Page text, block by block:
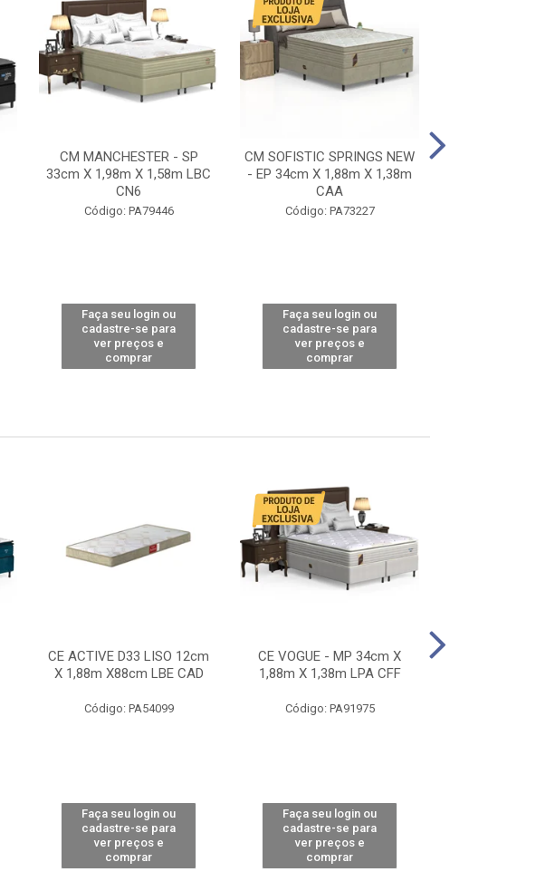
CM MANCHESTER - SP
33cm X 1,98m X 1,58m LBC
CN6
Código: PA79446
Faça seu login ou
cadastre-se para
ver preços e
comprar
CM SOFISTIC SPRINGS NEW
- EP 34cm X 1,88m X 1,38m
CAA
Código: PA73227
Faça seu login ou
cadastre-se para
ver preços e
comprar
CE ACTIVE D33 LISO 12cm
X 1,88m X88cm LBE CAD
Código: PA54099
Faça seu login ou
cadastre-se para
ver preços e
comprar
CE VOGUE - MP 34cm X
1,88m X 1,38m LPA CFF
Código: PA91975
Faça seu login ou
cadastre-se para
ver preços e
comprar